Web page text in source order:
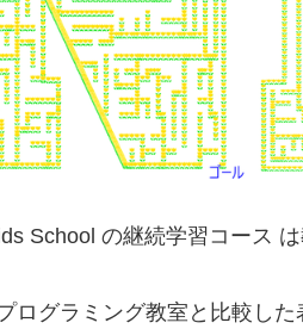
School の継続学習コース
ログラミング教室と比較し